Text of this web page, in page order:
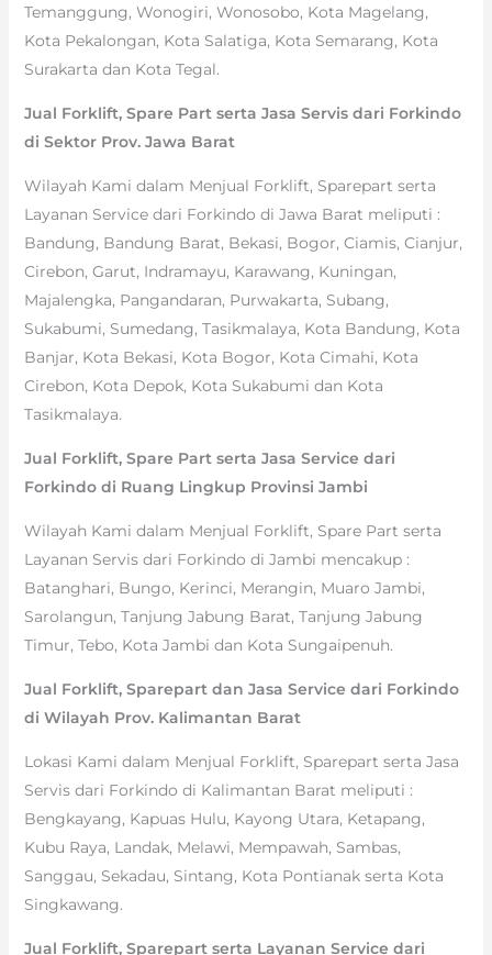
Temanggung, Wonogiri, Wonosobo, Kota Magelang,
Kota Pekalongan, Kota Salatiga, Kota Semarang, Kota
Surakarta dan Kota Tegal.
Jual Forklift, Spare Part serta Jasa Servis dari Forkindo
di Sektor Prov. Jawa Barat
Wilayah Kami dalam Menjual Forklift, Sparepart serta
Layanan Service dari Forkindo di Jawa Barat meliputi :
Bandung, Bandung Barat, Bekasi, Bogor, Ciamis, Cianjur,
Cirebon, Garut, Indramayu, Karawang, Kuningan,
Majalengka, Pangandaran, Purwakarta, Subang,
Sukabumi, Sumedang, Tasikmalaya, Kota Bandung, Kota
Banjar, Kota Bekasi, Kota Bogor, Kota Cimahi, Kota
Cirebon, Kota Depok, Kota Sukabumi dan Kota
Tasikmalaya.
Jual Forklift, Spare Part serta Jasa Service dari
Forkindo di Ruang Lingkup Provinsi Jambi
Wilayah Kami dalam Menjual Forklift, Spare Part serta
Layanan Servis dari Forkindo di Jambi mencakup :
Batanghari, Bungo, Kerinci, Merangin, Muaro Jambi,
Sarolangun, Tanjung Jabung Barat, Tanjung Jabung
Timur, Tebo, Kota Jambi dan Kota Sungaipenuh.
Jual Forklift, Sparepart dan Jasa Service dari Forkindo
di Wilayah Prov. Kalimantan Barat
Lokasi Kami dalam Menjual Forklift, Sparepart serta Jasa
Servis dari Forkindo di Kalimantan Barat meliputi :
Bengkayang, Kapuas Hulu, Kayong Utara, Ketapang,
Kubu Raya, Landak, Melawi, Mempawah, Sambas,
Sanggau, Sekadau, Sintang, Kota Pontianak serta Kota
Singkawang.
Jual Forklift, Sparepart serta Layanan Service dari